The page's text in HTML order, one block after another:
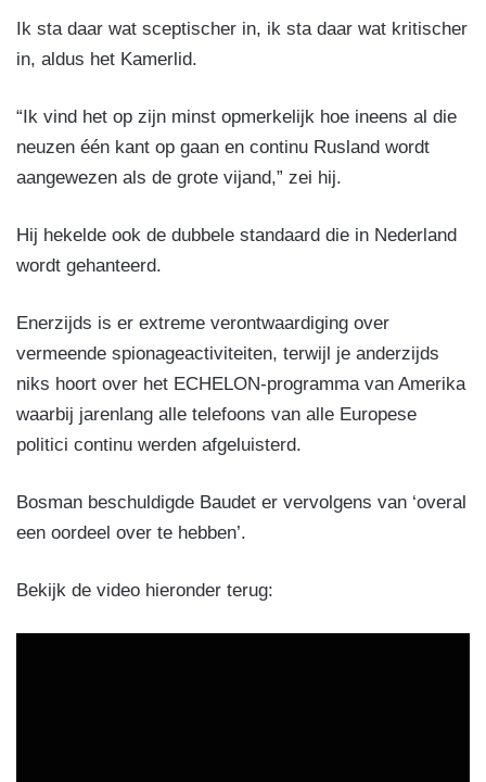
Ik sta daar wat sceptischer in, ik sta daar wat kritischer
in, aldus het Kamerlid.
“Ik vind het op zijn minst opmerkelijk hoe ineens al die
neuzen één kant op gaan en continu Rusland wordt
aangewezen als de grote vijand,” zei hij.
Hij hekelde ook de dubbele standaard die in Nederland
wordt gehanteerd.
Enerzijds is er extreme verontwaardiging over
vermeende spionageactiviteiten, terwijl je anderzijds
niks hoort over het ECHELON-programma van Amerika
waarbij jarenlang alle telefoons van alle Europese
politici continu werden afgeluisterd.
Bosman beschuldigde Baudet er vervolgens van ‘overal
een oordeel over te hebben’.
Bekijk de video hieronder terug: